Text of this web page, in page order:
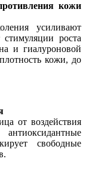
кожи
усиливают
роста
и гиалуроновой
кожи, до
от воздействия
свободные